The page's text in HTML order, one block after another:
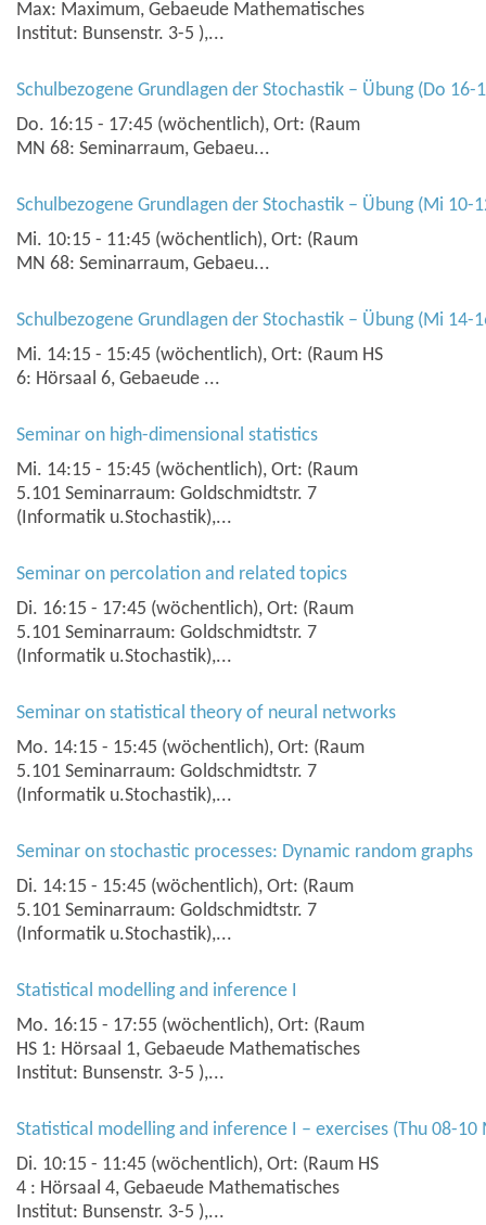
Max: Maximum, Gebaeude Mathematisches
Institut: Bunsenstr. 3-5 ),...
Schulbezogene Grundlagen der Stochastik – Übung (Do 16-
Do. 16:15 - 17:45 (wöchentlich), Ort: (Raum
MN 68: Seminarraum, Gebaeu...
Schulbezogene Grundlagen der Stochastik – Übung (Mi 10-
Mi. 10:15 - 11:45 (wöchentlich), Ort: (Raum
MN 68: Seminarraum, Gebaeu...
Schulbezogene Grundlagen der Stochastik – Übung (Mi 14-
Mi. 14:15 - 15:45 (wöchentlich), Ort: (Raum HS
6: Hörsaal 6, Gebaeude ...
Seminar on high-dimensional statistics
Mi. 14:15 - 15:45 (wöchentlich), Ort: (Raum
5.101 Seminarraum: Goldschmidtstr. 7
(Informatik u.Stochastik),...
Seminar on percolation and related topics
Di. 16:15 - 17:45 (wöchentlich), Ort: (Raum
5.101 Seminarraum: Goldschmidtstr. 7
(Informatik u.Stochastik),...
Seminar on statistical theory of neural networks
Mo. 14:15 - 15:45 (wöchentlich), Ort: (Raum
5.101 Seminarraum: Goldschmidtstr. 7
(Informatik u.Stochastik),...
Seminar on stochastic processes: Dynamic random graphs
Di. 14:15 - 15:45 (wöchentlich), Ort: (Raum
5.101 Seminarraum: Goldschmidtstr. 7
(Informatik u.Stochastik),...
Statistical modelling and inference I
Mo. 16:15 - 17:55 (wöchentlich), Ort: (Raum
HS 1: Hörsaal 1, Gebaeude Mathematisches
Institut: Bunsenstr. 3-5 ),...
Statistical modelling and inference I – exercises (Thu 08-10
Di. 10:15 - 11:45 (wöchentlich), Ort: (Raum HS
4 : Hörsaal 4, Gebaeude Mathematisches
Institut: Bunsenstr. 3-5 ),...